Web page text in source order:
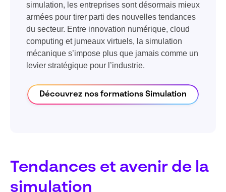
simulation, les entreprises sont désormais mieux
armées pour tirer parti des nouvelles tendances
du secteur. Entre innovation numérique, cloud
computing et jumeaux virtuels, la simulation
mécanique s’impose plus que jamais comme un
levier stratégique pour l’industrie.
Découvrez nos formations Simulation
Tendances et avenir de la
simulation